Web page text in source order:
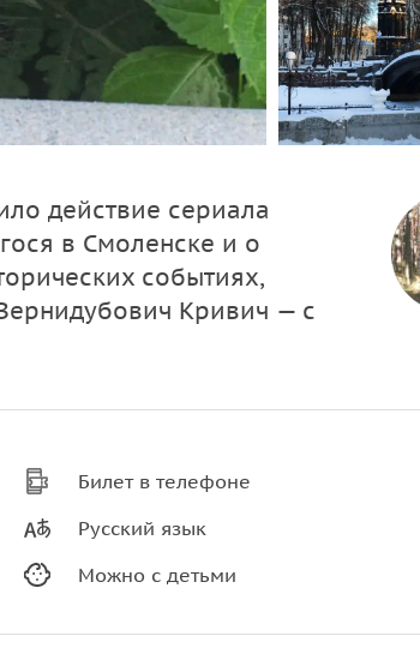
действие сериала
в Смоленске и о
событиях,
Кривич — с
Билет в телефоне
Русский язык
Можно с детьми